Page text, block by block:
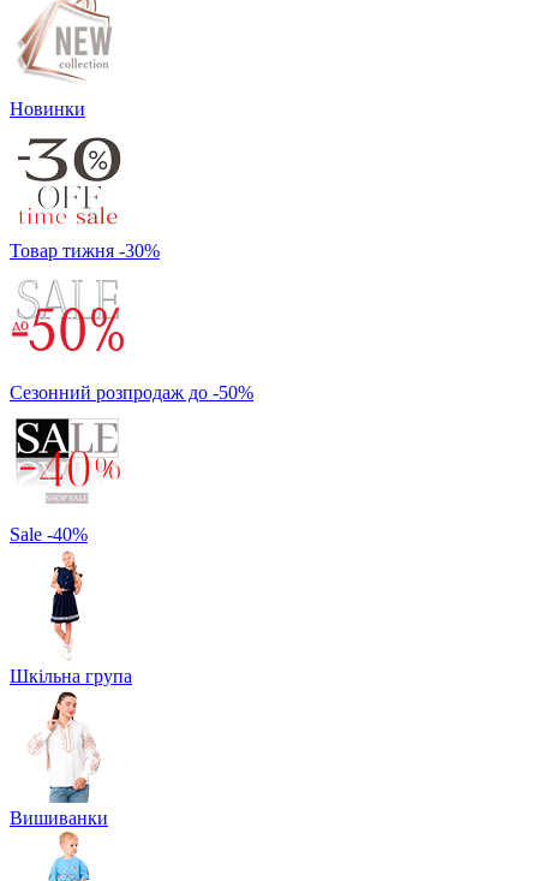
Новинки
Товар тижня -30%
Сезонний розпродаж до -50%
Sale -40%
Шкільна група
Вишиванки